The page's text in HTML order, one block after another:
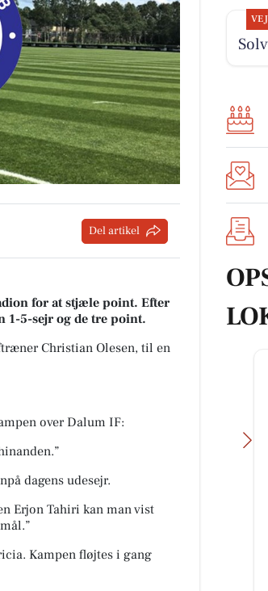
Del artikel
for at stjæle point. Efter
1-5-sejr og de tre point.
Christian Olesen, til en
over Dalum IF:
dagens udesejr.
Erjon Tahiri kan man vist
Kampen fløjtes i gang
Når hverdagen starter igen, er det